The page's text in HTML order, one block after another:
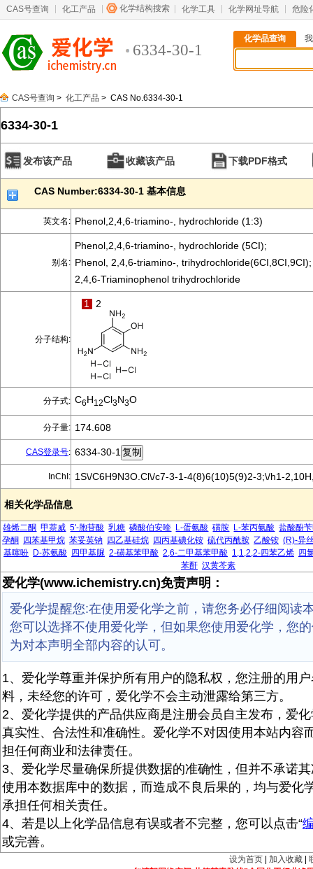
CAS号查询 化工产品 化学结构搜索 化学工具 化学网址导航 危险
6334-30-1
化学品查询
CAS号查询 > 化工产品 > CAS No.6334-30-1
6334-30-1
发布该产品 收藏该产品 下载PDF格式
CAS Number:6334-30-1 基本信息
英文名: Phenol,2,4,6-triamino-, hydrochloride (1:3)
别名:
Phenol,2,4,6-triamino-, hydrochloride (5CI);
Phenol, 2,4,6-triamino-, trihydrochloride(6CI,8CI,9CI);
2,4,6-Triaminophenol trihydrochloride
分子结构:
1 2
分子式: C6H12Cl3N3O
分子量: 174.608
CAS登录号: 6334-30-1
InChI: 1S\/C6H9N3O.Cl\/c7-3-1-4(8)6(10)5(9)2-3;\/h1-
相关化学品信息
雄烯二酮 甲萘威 5'-胞苷酸 乳糖 磷酸伯安喹 L-蛋氨酸 磺胺 L-苯丙氨酸 盐酸酚
孕酮
四苯基甲烷 苯妥英钠 四乙基硅烷 四丙基碘化铵 硫代丙酰胺 乙酸铵 (R)-异
基噻吩 D-苏氨酸 四甲基脲 2-磺基苯甲酸 2,6-二甲基苯甲酸 1,1,2,2-四苯乙烯 四
苯酐 汉黄芩素
爱化学(www.ichemistry.cn)免责声明：
爱化学提醒您:在使用爱化学之前，请您务必仔细阅读
您可以选择不使用爱化学，但如果您使用爱化学，您
为对本声明全部内容的认可。
1、爱化学尊重并保护所有用户的隐私权，您注册的用
料，未经您的许可，爱化学不会主动泄露给第三方。
2、爱化学提供的产品供应商是注册会员自主发布，爱
真实性、合法性和准确性。爱化学不对因使用本站内容
担任何商业和法律责任。
3、爱化学尽量确保所提供数据的准确性，但并不承诺
使用本数据库中的数据，而造成不良后果的，均与爱化
承担任何相关责任。
4、若是以上化学品信息有误或者不完整，您可以点击“
或完善。
设为首页 加入收藏